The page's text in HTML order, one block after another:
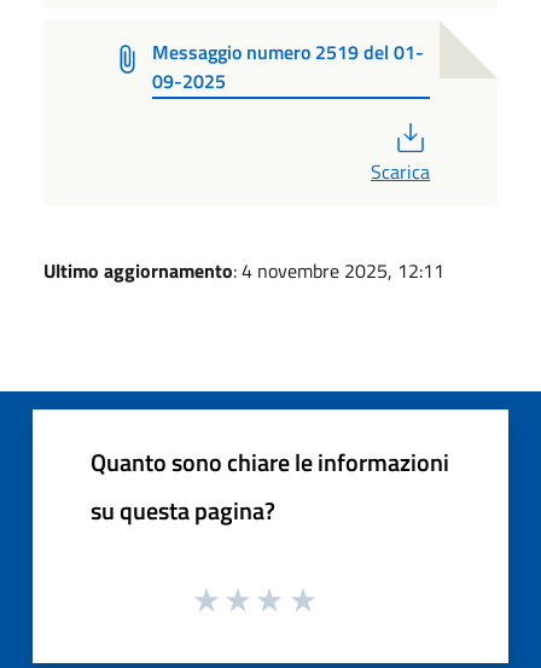
Messaggio numero 2519 del 01-
09-2025
Scarica
Ultimo aggiornamento: 4 novembre 2025, 12:11
Quanto sono chiare le informazioni
su questa pagina?